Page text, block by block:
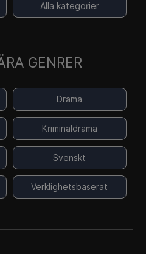
Alla kategorier
GENRER
Drama
Kriminaldrama
Svenskt
Verklighetsbaserat